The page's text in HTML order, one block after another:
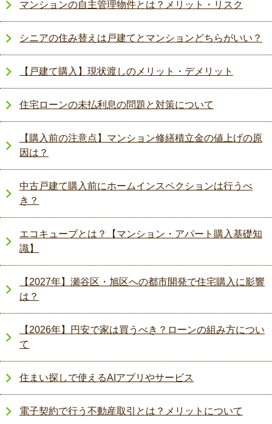
マンションの自主管理物件とは？メリット・リスク
シニアの住み替えは戸建てとマンションどちらがいい？
【戸建て購入】現状渡しのメリット・デメリット
住宅ローンの未払利息の問題と対策について
【購入前の注意点】マンション修繕積立金の値上げの原
因は？
中古戸建て購入前にホームインスペクションは行うべ
き？
エコキューブとは？【マンション・アパート購入基礎知
識】
【2027年】瀬谷区・旭区への都市開発で住宅購入に影響
は？
【2026年】円安で家は買うべき？ローンの組み方につい
て
住まい探しで使えるAIアプリやサービス
電子契約で行う不動産取引とは？メリットについて